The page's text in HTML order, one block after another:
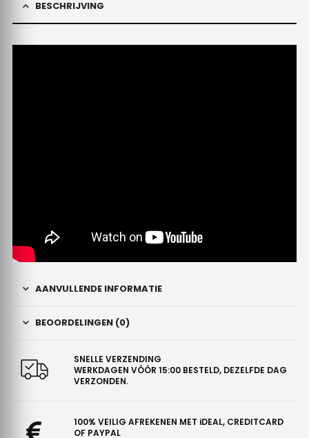
BESCHRIJVING
AANVULLENDE INFORMATIE
BEOORDELINGEN (0)
SNELLE VERZENDING
WERKDAGEN VÓÓR 15:00 BESTELD, DEZELFDE DAG
VERZONDEN.
100% VEILIG AFREKENEN MET iDEAL, CREDITCARD
OF PAYPAL